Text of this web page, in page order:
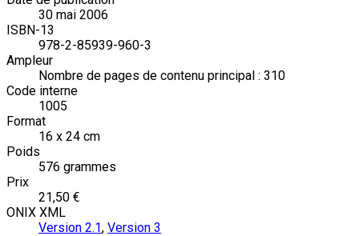
30 mai 2006
ISBN-13
978-2-85939-960-3
Ampleur
Nombre de pages de contenu principal : 310
Code interne
1005
Format
16 x 24 cm
Poids
576 grammes
Prix
21,50 €
ONIX XML
Version 2.1, Version 3